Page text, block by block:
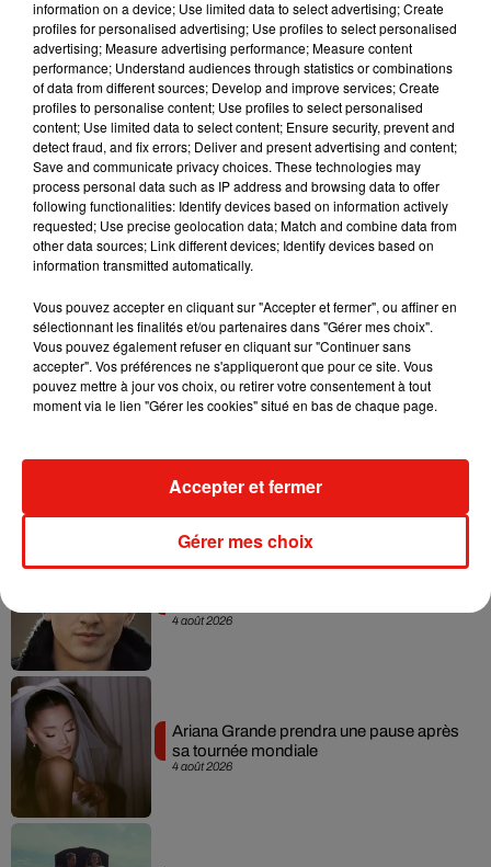
— Natalie (@hrtbrkharry)January 17, 2020
THEN DO IT. USE UR VOICE. SPEAK UP. SHOW UR
SUPPORT. USE UR PLATFORM. #HarryBackOut
pic.twitter.com/MpW5LpMLTH
— È? �SÈa࿐ (@shelovedh)January 17, 2020
À l'heure actuelle, Harry Styles n'a pas officiellement
répondu à cette polémique. Suivra-t-il les recommandations
de ses fans ? Affaire à suivre...
Musique
Becky G sur son nouveau single
4 août 2026
4 août 2026
Ariana Grande prendra une pause après
sa tournée mondiale
information on a device; Use limited data to select advertising; Create
profiles for personalised advertising; Use profiles to select personalised
advertising; Measure advertising performance; Measure content
performance; Understand audiences through statistics or combinations
of data from different sources; Develop and improve services; Create
profiles to personalise content; Use profiles to select personalised
content; Use limited data to select content; Ensure security, prevent and
detect fraud, and fix errors; Deliver and present advertising and content;
Save and communicate privacy choices. These technologies may
process personal data such as IP address and browsing data to offer
following functionalities: Identify devices based on information actively
requested; Use precise geolocation data; Match and combine data from
other data sources; Link different devices; Identify devices based on
information transmitted automatically.
Vous pouvez accepter en cliquant sur "Accepter et fermer", ou affiner en
sélectionnant les finalités et/ou partenaires dans "Gérer mes choix".
Vous pouvez également refuser en cliquant sur "Continuer sans
accepter". Vos préférences ne s'appliqueront que pour ce site. Vous
pouvez mettre à jour vos choix, ou retirer votre consentement à tout
moment via le lien "Gérer les cookies" situé en bas de chaque page.
Gérer mes choix
Accepter et fermer